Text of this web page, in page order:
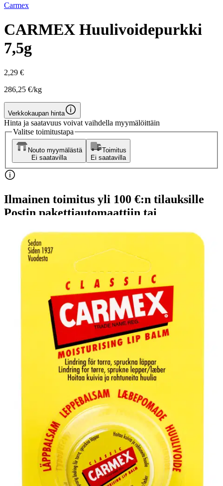
Carmex
CARMEX Huulivoidepurkki
7,5g
2,29 €
286,25 €/kg
Verkkokaupan hinta
Hinta ja saatavuus voivat vaihdella myymälöittäin
Valitse toimitustapa
Nouto myymälästä
Ei saatavilla
Toimitus
Ei saatavilla
Ilmainen toimitus yli 100 €:n tilauksille
Postin pakettiautomaattiin tai
Etu ei koske Suuri‑lisäpalvelulla toimitettavia tuotteita.
Tarkista myymäläsaatavuus
Tuotekuvaus
Carmex-huulivoide kosteuttaa ja hoitaa kuivia ja rohtuneita huulia.
Carmexin ainesosat hellivät kuivia ja halkeilleita huulia, ja mentoli ja
kamferi antavat viilentävän tunteen. Makuna makea kirsikka,
aurinkosuoja 15.
Ominaisuudet